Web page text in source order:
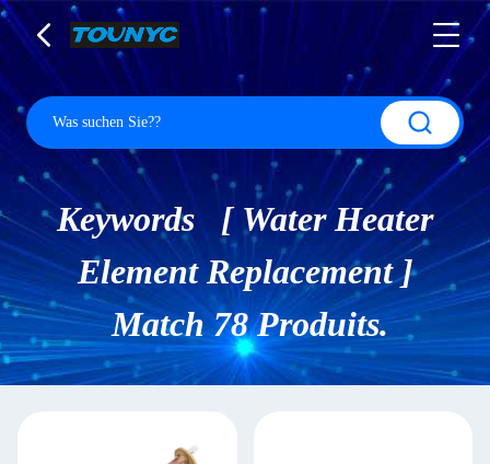
Keywords [ Water Heater
Element Replacement ]
Match 78 Produits.